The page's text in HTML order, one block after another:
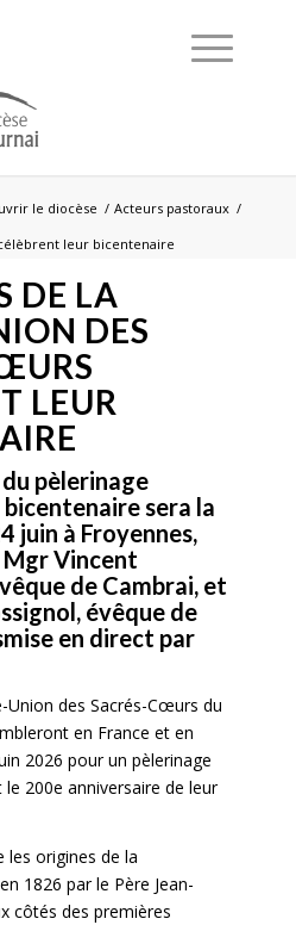
le diocèse / Acteurs pastoraux /
leur bicentenaire
DE LA
DES
LEUR
pèlerinage
sera la
juin à Froyennes,
Vincent
de Cambrai, et
évêque de
en direct par
Union des Sacrés-Cœurs du
en France et en
2026 pour un pèlerinage
200e anniversaire de leur
les origines de la
1826 par le Père Jean-
côtés des premières